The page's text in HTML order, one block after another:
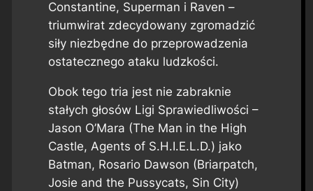
Constantine, Superman i Raven –
triumwirat zdecydowany zgromadzić
siły niezbędne do przeprowadzenia
ostatecznego ataku ludzkości.
Obok tego tria jest nie zabraknie
stałych głosów Ligi Sprawiedliwości –
Jason O’Mara (The Man in the High
Castle, Agents of S.H.I.E.L.D.) jako
Batman, Rosario Dawson (Briarpatch,
Josie and the Pussycats, Sin City)